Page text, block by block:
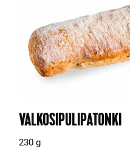
VALKOSIPULIPATONKI
230 g